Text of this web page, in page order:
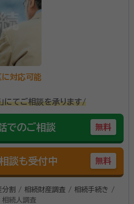
対応可能
にてご相談を承ります/
でのご相談 無料
談も受付中 無料
分割 / 相続財産調査 / 相続手続き /
続人調査